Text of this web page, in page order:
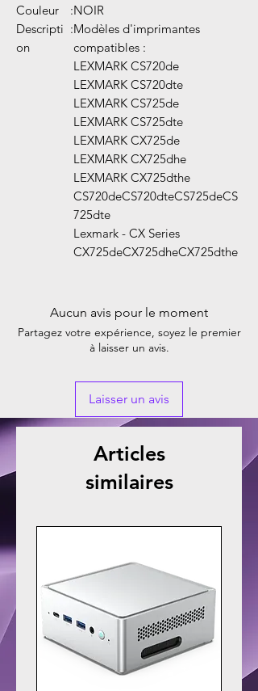
Couleur
:NOIR
Descripti
on
:Modèles d'imprimantes
compatibles :
LEXMARK CS720de
LEXMARK CS720dte
LEXMARK CS725de
LEXMARK CS725dte
LEXMARK CX725de
LEXMARK CX725dhe
LEXMARK CX725dthe
CS720deCS720dteCS725deCS
725dte
Lexmark - CX Series
CX725deCX725dheCX725dthe
Aucun avis pour le moment
Partagez votre expérience, soyez le premier
à laisser un avis.
Laisser un avis
Articles
similaires